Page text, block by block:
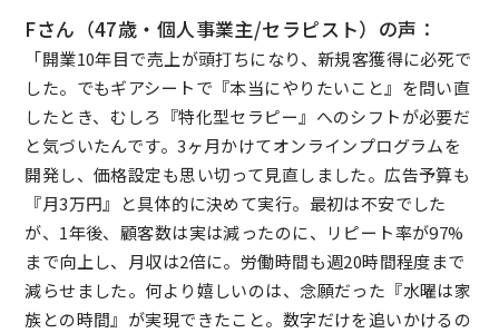
Fさん（47歳・個人事業主/セラピスト）の声：
「開業10年目で売上が頭打ちになり、新規客獲得に必死で
した。でもギアシートで『本当にやりたいこと』を問い直
したとき、むしろ『特化型セラピー』へのシフトが必要だ
と気づいたんです。3ヶ月かけてオンラインプログラムを
開発し、価格設定も思い切って見直しました。広告予算も
『月3万円』と具体的に決めて実行。最初は不安でした
が、1年後、顧客数は実は減ったのに、リピート率が97%
まで向上し、月収は2倍に。労働時間も週20時間程度まで
減らせました。何より嬉しいのは、念願だった『水曜は家
族との時間』が実現できたこと。数字だけを追いかけるの